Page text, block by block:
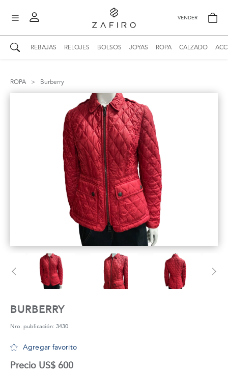
VENDER
REBAJAS RELOJES BOLSOS JOYAS ROPA CALZADO
Mis mensajes
Publicaciones
ROPA > Burberry
BURBERRY
Nro. publicación: 3430
Agregar favorito
Precio US$ 600